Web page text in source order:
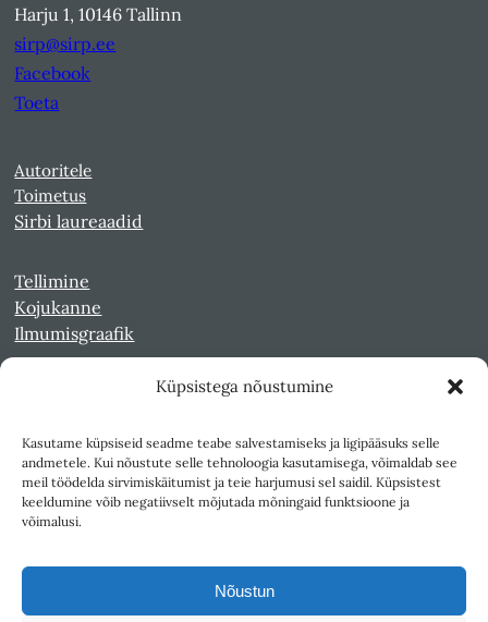
Küpsistega nõustumine
Kasutame küpsiseid seadme teabe salvestamiseks ja ligipääsuks selle
andmetele. Kui nõustute selle tehnoloogia kasutamisega, võimaldab see
meil töödelda sirvimiskäitumist ja teie harjumusi sel saidil. Küpsistest
keeldumine võib negatiivselt mõjutada mõningaid funktsioone ja
võimalusi.
Nõustun
Harju 1, 10146 Tallinn
sirp@sirp.ee
Facebook
Toeta
Autoritele
Toimetus
Sirbi laureaadid
Tellimine
Kojukanne
Ilmumisgraafik
Kultuurileht 1994-1997
Reede 1989-1990
Sirp ja Vasar 1940-1989
Teksti- ja andmekaeve